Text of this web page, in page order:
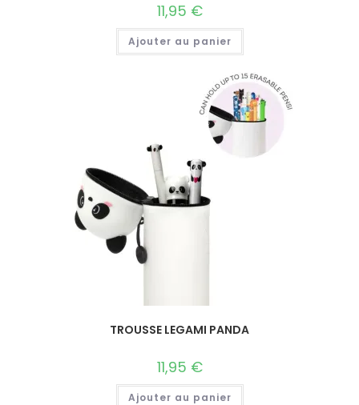
11,95 €
Ajouter au panier
TROUSSE LEGAMI PANDA
11,95 €
Ajouter au panier